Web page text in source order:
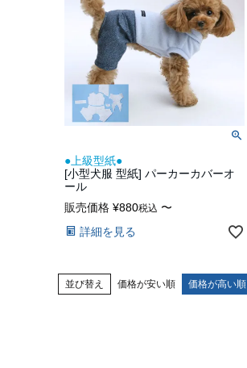
●上級型紙●
[小型犬服 型紙] パーカーカバーオ
ール
販売価格 ¥880税込 〜
詳細を見る
並び替え 価格が安い順 価格が高い順